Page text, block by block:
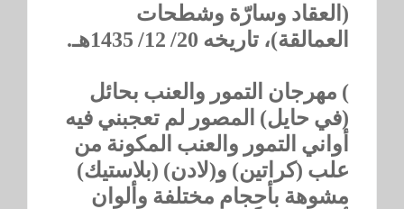
(العقاد وسارّة وشطحات
العمالقة)، تاريخه 20/ 12/ 1435هـ.
) مهرجان التمور والعنب بحائل
(في حايل) المصور لم تعجبني فيه
أواني التمور والعنب المكونة من
علب (كراتين) و(لادن) (بلاستيك)
مشوهة بأحجام مختلفة وألوان